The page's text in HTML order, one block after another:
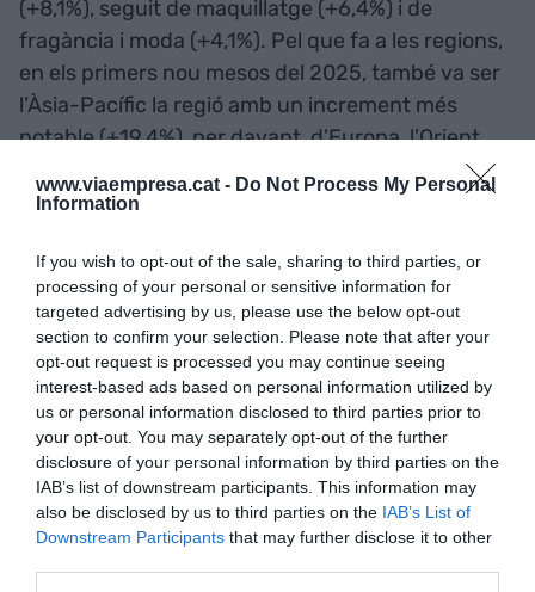
www.viaempresa.cat - Do Not Process My Personal
Information
If you wish to opt-out of the sale, sharing to third parties, or
processing of your personal or sensitive information for
targeted advertising by us, please use the below opt-out
section to confirm your selection. Please note that after your
opt-out request is processed you may continue seeing
interest-based ads based on personal information utilized by
us or personal information disclosed to third parties prior to
your opt-out. You may separately opt-out of the further
disclosure of your personal information by third parties on the
IAB’s list of downstream participants. This information may
also be disclosed by us to third parties on the IAB’s List of
Downstream Participants that may further disclose it to other
(+8,1%), seguit de maquillatge (+6,4%) i de
fragància i moda (+4,1%). Pel que fa a les regions,
en els primers nou mesos del 2025, també va ser
l’Àsia-Pacífic la regió amb un increment més
notable (+19,4%), per davant d’Europa, l’Orient
manté les seves previsions econòmiques per
aquest 2025, tot i el context macroeconòmic
"complex".
Afegir VIA Empresacom a font preferida de
Google de forma gratuïta
Estigues informat amb les últimes notícies d'actualitat
ACTIVAR ARA